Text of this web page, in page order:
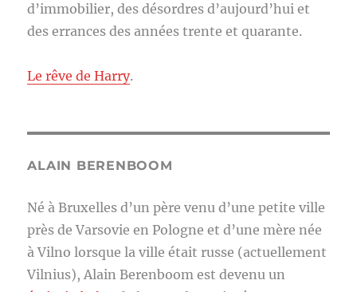
d’immobilier, des désordres d’aujourd’hui et
des errances des années trente et quarante.
Le rêve de Harry.
ALAIN BERENBOOM
Né à Bruxelles d’un père venu d’une petite ville
près de Varsovie en Pologne et d’une mère née
à Vilno lorsque la ville était russe (actuellement
Vilnius), Alain Berenboom est devenu un